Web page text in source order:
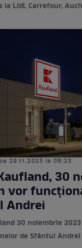
la Lidl, Carrefour,
29.11.2023 la 08:23
30
vor
Andrei
30 noiembrie 2023
de Sfântul Andrei